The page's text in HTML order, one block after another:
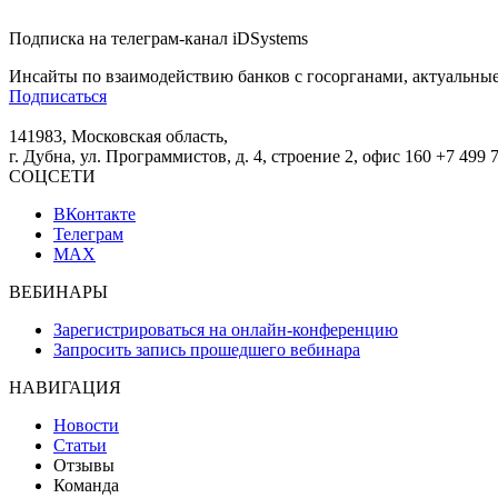
Подписка на телеграм-канал iDSystems
Инсайты по взаимодействию банков с госорганами,
Подписаться
141983, Московская область,
г. Дубна, ул. Программистов, д. 4, строение 2, офис 160 +7 499
СОЦСЕТИ
ВКонтакте
Телеграм
MAX
ВЕБИНАРЫ
Зарегистрироваться на онлайн-конференцию
Запросить запись прошедшего вебинара
НАВИГАЦИЯ
Новости
Статьи
Отзывы
Команда